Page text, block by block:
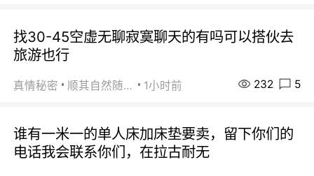
找30-45空虚无聊寂寞聊天的有吗可以搭伙去
旅游也行
真情秘密 顺其自然随缘 1小时前 232 5
谁有一米一的单人床加床垫要卖，留下你们的
电话我会联系你们，在拉古耐无